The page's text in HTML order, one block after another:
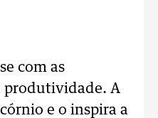
com as
produtividade. A
e o inspira a